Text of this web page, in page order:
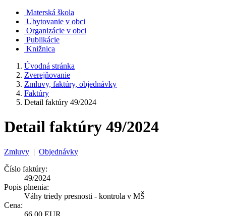
Materská škola
Ubytovanie v obci
Organizácie v obci
Publikácie
Knižnica
Úvodná stránka
Zverejňovanie
Zmluvy, faktúry, objednávky
Faktúry
Detail faktúry 49/2024
Detail faktúry 49/2024
Zmluvy | Objednávky
Číslo faktúry:
49/2024
Popis plnenia:
Váhy triedy presnosti - kontrola v MŠ
Cena:
66,00 EUR